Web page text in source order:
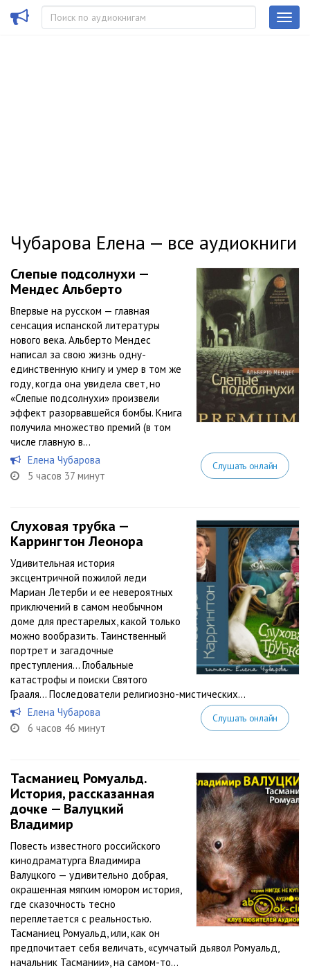
Чубарова Елена — все аудиокниги
Слепые подсолнухи —
Мендес Альберто
Впервые на русском — главная
сенсация испанской литературы
нового века. Альберто Мендес
написал за свою жизнь одну-
единственную книгу и умер в том же
году, когда она увидела свет, но
«Слепые подсолнухи» произвели
эффект разорвавшейся бомбы. Книга
получила множество премий (в том
числе главную в...
Елена Чубарова
5 часов 37 минут
Слушать онлайн
Слуховая трубка —
Каррингтон Леонора
Удивительная история
эксцентричной пожилой леди
Мариан Летерби и ее невероятных
приключений в самом необычном
доме для престарелых, какой только
можно вообразить. Таинственный
портрет и загадочные
преступления… Глобальные
катастрофы и поиски Святого
Грааля… Последователи религиозно-мистических...
Елена Чубарова
6 часов 46 минут
Слушать онлайн
Тасманиец Ромуальд.
История, рассказанная
дочке — Валуцкий
Владимир
Повесть известного российского
кинодраматурга Владимира
Валуцкого — удивительно добрая,
окрашенная мягким юмором история,
где сказочность тесно
переплетается с реальностью.
Тасманиец Ромуальд, или, как он
предпочитает себя величать, «сумчатый дьявол Ромуальд,
начальник Тасмании», на самом-то...